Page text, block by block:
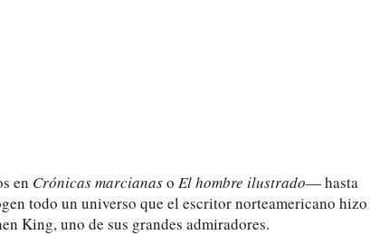
en Crónicas marcianaso El hombre ilustrado— hasta
todo un universo que el escritor norteamericano hizo
King, uno de sus grandes admiradores.